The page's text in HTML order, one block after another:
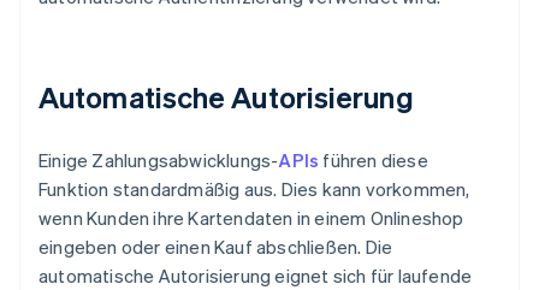
Automatische Autorisierung
Einige Zahlungsabwicklungs-APIs führen diese
Funktion standardmäßig aus. Dies kann vorkommen,
wenn Kunden ihre Kartendaten in einem Onlineshop
eingeben oder einen Kauf abschließen. Die
automatische Autorisierung eignet sich für laufende